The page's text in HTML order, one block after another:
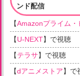
ンド配信
【Amazonプライム・
【U-NEXT】で視聴
【テラサ】で視聴
【dアニメストア】で